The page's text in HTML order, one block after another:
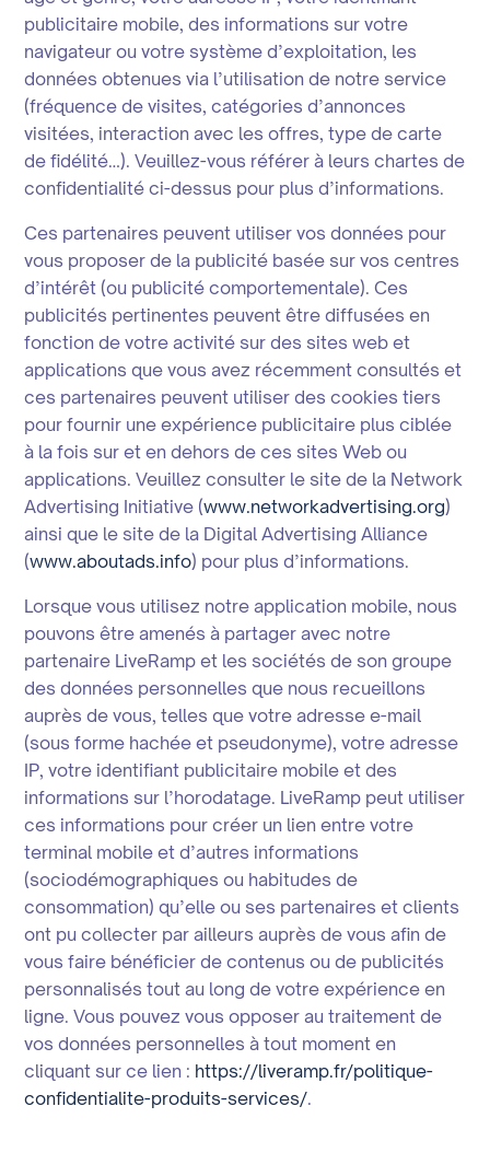
publicitaire mobile, des informations sur votre
navigateur ou votre système d’exploitation, les
données obtenues via l’utilisation de notre service
(fréquence de visites, catégories d’annonces
visitées, interaction avec les offres, type de carte
de fidélité…). Veuillez-vous référer à leurs chartes de
confidentialité ci-dessus pour plus d’informations.
Ces partenaires peuvent utiliser vos données pour
vous proposer de la publicité basée sur vos centres
d’intérêt (ou publicité comportementale). Ces
publicités pertinentes peuvent être diffusées en
fonction de votre activité sur des sites web et
applications que vous avez récemment consultés et
ces partenaires peuvent utiliser des cookies tiers
pour fournir une expérience publicitaire plus ciblée
à la fois sur et en dehors de ces sites Web ou
applications. Veuillez consulter le site de la Network
Advertising Initiative (www.networkadvertising.org)
ainsi que le site de la Digital Advertising Alliance
(www.aboutads.info) pour plus d’informations.
Lorsque vous utilisez notre application mobile, nous
pouvons être amenés à partager avec notre
partenaire LiveRamp et les sociétés de son groupe
des données personnelles que nous recueillons
auprès de vous, telles que votre adresse e-mail
(sous forme hachée et pseudonyme), votre adresse
IP, votre identifiant publicitaire mobile et des
informations sur l’horodatage. LiveRamp peut utiliser
ces informations pour créer un lien entre votre
terminal mobile et d’autres informations
(sociodémographiques ou habitudes de
consommation) qu’elle ou ses partenaires et clients
ont pu collecter par ailleurs auprès de vous afin de
vous faire bénéficier de contenus ou de publicités
personnalisés tout au long de votre expérience en
ligne. Vous pouvez vous opposer au traitement de
vos données personnelles à tout moment en
cliquant sur ce lien : https://liveramp.fr/politique-
confidentialite-produits-services/.